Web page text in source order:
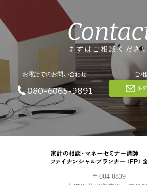
まずはご相談くださ
お電話でのお問い合わせ
080-6065-9891
ご
お
〒004-0839